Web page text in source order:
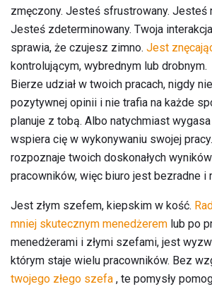
zmęczony. Jesteś sfrustrowany. Jesteś
Jesteś zdeterminowany. Twoja
sprawia, że ​​czujesz zimno. Jest
kontrolującym, wybrednym lub drobnym.
Bierze udział w twoich pracach, nigdy
pozytywnej opinii i nie trafia na każde
planuje z tobą. Albo natychmiast
wspiera cię w wykonywaniu swojej
rozpoznaje twoich doskonałych
pracowników, więc biuro jest bezradne i
Jest złym szefem, kiepskim w kość.
mniej skutecznym menedżerem lub po
menedżerami i złymi szefami, jest
którym staje wielu pracowników. Bez
twojego złego szefa , te pomysły